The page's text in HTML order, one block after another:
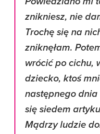
znikniesz, nie
Trochę się na
zniknęłam.
wrócić po cichu,
dziecko, ktoś
następnego
się siedem
Mądrzy ludzie